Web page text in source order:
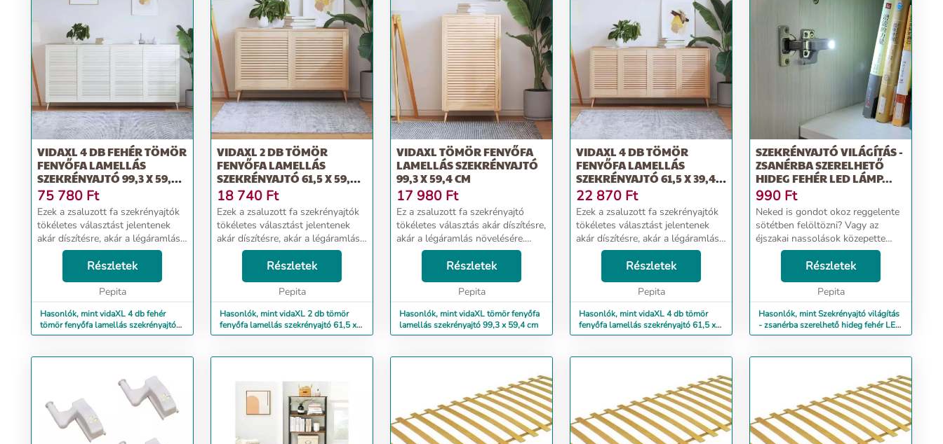
VIDAXL 4 DB FEHÉR TÖMÖR
FENYŐFA LAMELLÁS
SZEKRÉNYAJTÓ 99,3 X 59,4
CM
75 780 Ft
Ezek a zsaluzott fa szekrényajtók
tökéletes választást jelentenek
akár díszítésre, akár a légáramlás
növelésére. Tömör fenyőfa: Ezek a
szekrényajtók tömör fenyőfából
készültek a stabilitás és a tartós...
Részletek
Pepita
Hasonlók, mint vidaXL 4 db fehér
tömör fenyőfa lamellás szekrényajtó
99,3 x 59,4 cm
VIDAXL 2 DB TÖMÖR
FENYŐFA LAMELLÁS
SZEKRÉNYAJTÓ 61,5 X 59,4
CM
18 740 Ft
Ezek a zsaluzott fa szekrényajtók
tökéletes választást jelentenek
akár díszítésre, akár a légáramlás
növelésére. Tömör fenyőfa: Ezek a
szekrényajtók tömör fenyőfából
készültek a stabilitás és a tartós...
Részletek
Pepita
Hasonlók, mint vidaXL 2 db tömör
fenyőfa lamellás szekrényajtó 61,5 x
59,4 cm
VIDAXL TÖMÖR FENYŐFA
LAMELLÁS SZEKRÉNYAJTÓ
99,3 X 59,4 CM
17 980 Ft
Ez a zsaluzott fa szekrényajtó
tökéletes választás akár díszítésre,
akár a légáramlás növelésére.
Tömör fenyőfa: Ez a szekrényajtó
tömör fenyőfából készült a
stabilitás és a tartósság
érdekében. A töm...
Részletek
Pepita
Hasonlók, mint vidaXL tömör fenyőfa
lamellás szekrényajtó 99,3 x 59,4 cm
VIDAXL 4 DB TÖMÖR
FENYŐFA LAMELLÁS
SZEKRÉNYAJTÓ 61,5 X 39,4
CM
22 870 Ft
Ezek a zsaluzott fa szekrényajtók
tökéletes választást jelentenek
akár díszítésre, akár a légáramlás
növelésére. Tömör fenyőfa: Ezek a
szekrényajtók tömör fenyőfából
készültek a stabilitás és a tartós...
Részletek
Pepita
Hasonlók, mint vidaXL 4 db tömör
fenyőfa lamellás szekrényajtó 61,5 x
39,4 cm
SZEKRÉNYAJTÓ VILÁGÍTÁS -
ZSANÉRBA SZERELHETŐ
HIDEG FEHÉR LED LÁMP...
990 Ft
Neked is gondot okoz reggelente
sötétben felöltözni? Vagy az
éjszakai nassolások közepette
nem mered felkapcsolni a villanyt?
Akkor neked találták ki ezt az
ajtózsanérra szerelhető szekrény
Részletek
Pepita
Hasonlók, mint Szekrényajtó világítás
- zsanérba szerelhető hideg fehér LED
lámp...